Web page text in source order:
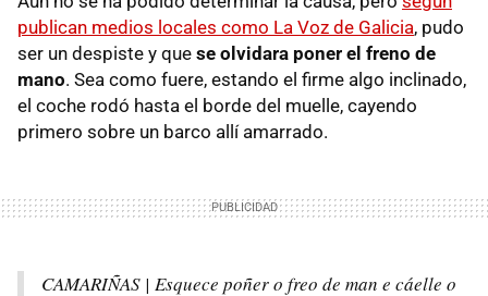
publican medios locales como La Voz de Galicia, pudo
ser un despiste y que se olvidara poner el freno de
mano. Sea como fuere, estando el firme algo inclinado,
el coche rodó hasta el borde del muelle, cayendo
primero sobre un barco allí amarrado.
CAMARIÑAS | Esquece poñer o freo de man e cáelle o